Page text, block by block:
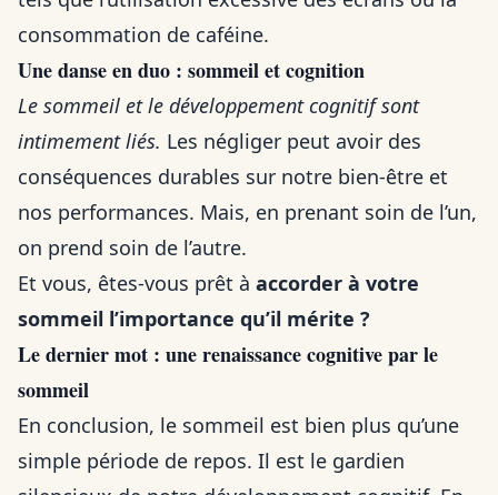
consommation de caféine.
Une danse en duo : sommeil et cognition
Le sommeil et le développement cognitif sont
intimement liés. Les négliger peut avoir des
conséquences durables sur notre bien-être et
nos performances. Mais, en prenant soin de l’un,
on prend soin de l’autre.
Et vous, êtes-vous prêt à accorder à votre
sommeil l’importance qu’il mérite ?
Le dernier mot : une renaissance cognitive par le
sommeil
En conclusion, le sommeil est bien plus qu’une
simple période de repos. Il est le gardien